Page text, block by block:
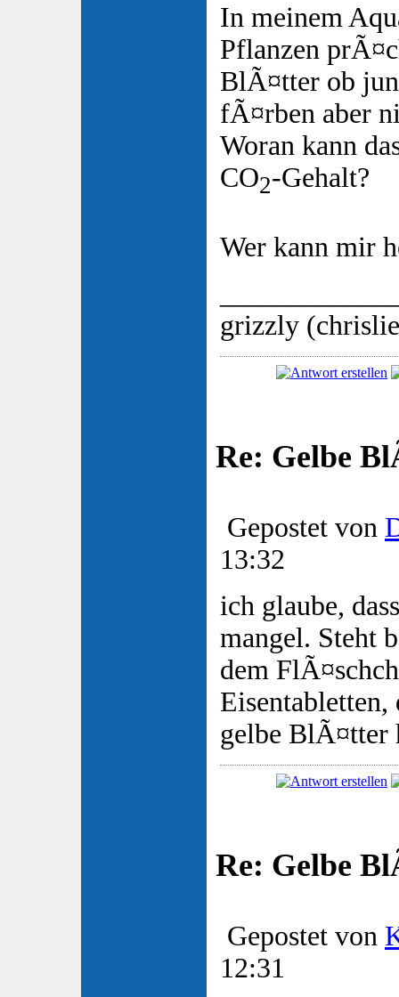
In meinem
Pflanzen
BlÃ¤tter ob
fÃ¤rben aber
Woran kann
CO2-Gehalt?
Wer kann mir
grizzly
Re: Gelbe
Gepostet von
13:32
ich glaube,
mangel. Steht
dem
Eisentabletten,
gelbe
Re: Gelbe
Gepostet von
12:31